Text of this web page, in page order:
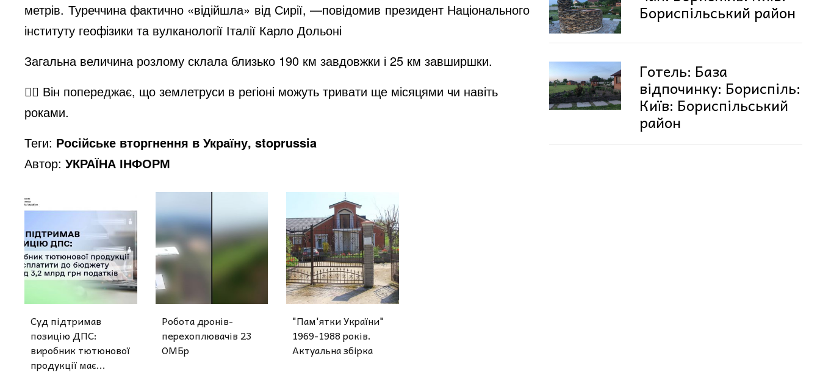
метрів. Туреччина фактично «відійшла» від Сирії, —повідомив президент Національного
інституту геофізики та вулканології Італії Карло Дольоні
Загальна величина розлому склала близько 190 км завдовжки і 25 км завширшки.
☝🏻 Він попереджає, що землетруси в регіоні можуть тривати ще місяцями чи навіть
роками.
Теги: Російське вторгнення в Україну, stoprussia
Автор:УКРАЇНА ІНФОРМ
Суд підтримав
позицію ДПС:
виробник тютюнової
продукції має...
Робота дронів-
перехоплювачів 23
ОМБр
"Пам'ятки України"
1969-1988 років.
Актуальна збірка
Бориспільський район
Готель: База
відпочинку: Бориспіль:
Київ: Бориспільський
район